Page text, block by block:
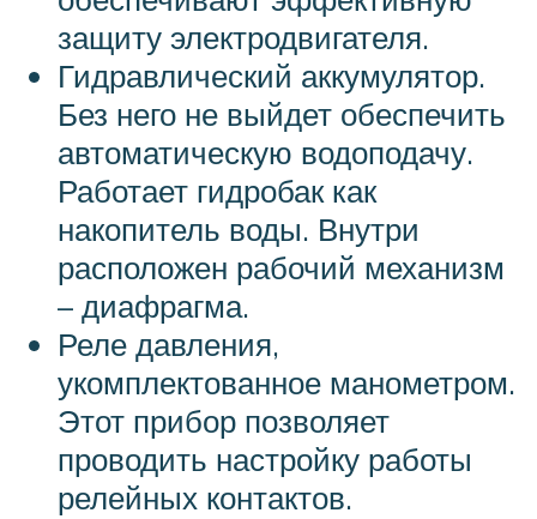
защиту электродвигателя.
Гидравлический аккумулятор.
Без него не выйдет обеспечить
автоматическую водоподачу.
Работает гидробак как
накопитель воды. Внутри
расположен рабочий механизм
– диафрагма.
Реле давления,
укомплектованное манометром.
Этот прибор позволяет
проводить настройку работы
релейных контактов.